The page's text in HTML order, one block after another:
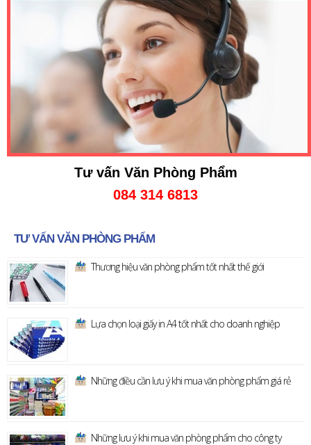
Tư vấn Văn Phòng Phẩm
084 314 6813
TƯ VẤN VĂN PHÒNG PHẨM
Thương hiệu văn phòng phẩm tốt nhất thế giới
Lựa chọn loại giấy in A4 tốt nhất cho doanh nghiệp
Những điều cần lưu ý khi mua văn phòng phẩm giá rẻ
Những lưu ý khi mua văn phòng phẩm cho công ty